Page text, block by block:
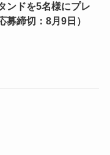
ンドを5名様にプレ
締切：8月9日）